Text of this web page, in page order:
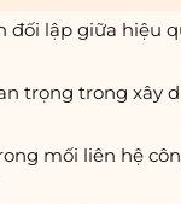
đối lập giữa hiệu
trọng trong xây
mối liên hệ